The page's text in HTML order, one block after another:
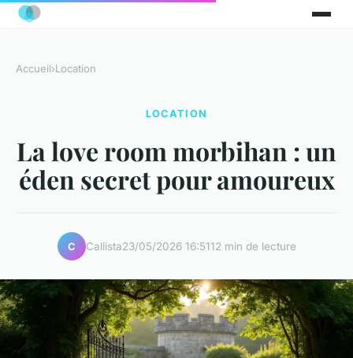
Accueil›Location
LOCATION
La love room morbihan : un
éden secret pour amoureux
C Callista23/05/2026 16:5112 min de lecture